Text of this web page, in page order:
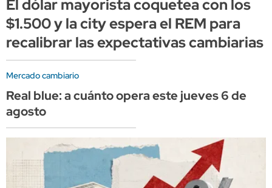
El dólar mayorista coquetea con los
$1.500 y la city espera el REM para
recalibrar las expectativas cambiarias
Mercado cambiario
Real blue: a cuánto opera este jueves 6 de
agosto